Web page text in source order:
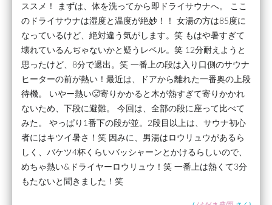
ススメ！ まずは、体を洗ってから即ドライサウナへ。 ここ
のドライサウナは湿度と温度が絶妙！！ 女湯の方は85度に
なっているけど、絶対違う気がします。笑 もはや暑すぎて
壊れているんぢゃないかと疑うレベル。笑 12分耐えようと
思ったけど、8分で退出。笑 一番上の段は入り口側のサウナ
ヒーターの前が熱い！最近は、ドアから離れた一番奥の上段
待機。 いやー熱い🥵寄りかかると木が熱すぎて寄りかかれ
ないため、下段に避難。 今回は、全部の段に座って比べて
みた。 やっぱり1番下の段が並。2段目以上は、サウナ初心
者にはキツイ暑さ！笑 因みに、男湯はロウリュウがあるら
しく、バケツ4杯くらいバッシャーンとかけるらしいので、
めちゃ熱い&ドライヤーロウリュウ！笑 一番上は熱くて3分
もたないと聞きました！笑